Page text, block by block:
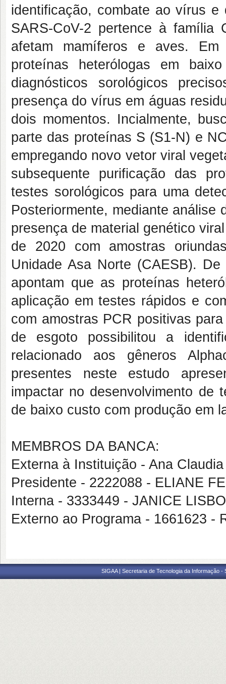
identificação, combate ao vírus e
SARS-CoV-2 pertence à família
afetam mamíferos e aves.
proteínas heterólogas em
diagnósticos sorológicos
presença do vírus em águas
dois momentos. Incialmente,
parte das proteínas S (S1-N) e
empregando novo vetor viral
subsequente purificação das
testes sorológicos para uma
Posteriormente, mediante análise
presença de material genético
de 2020 com amostras
Unidade Asa Norte (CAESB).
apontam que as proteínas
aplicação em testes rápidos e
com amostras PCR positivas
de esgoto possibilitou a
relacionado aos gêneros
presentes neste estudo
impactar no desenvolvimento de
de baixo custo com produção em
MEMBROS DA BANCA:
Externa à Instituição - Ana
Presidente - 2222088 - ELIANE
Interna - 3333449 - JANICE
Externo ao Programa - 1661623 -
SIGAA | Secretaria de Tecnologia da Informação